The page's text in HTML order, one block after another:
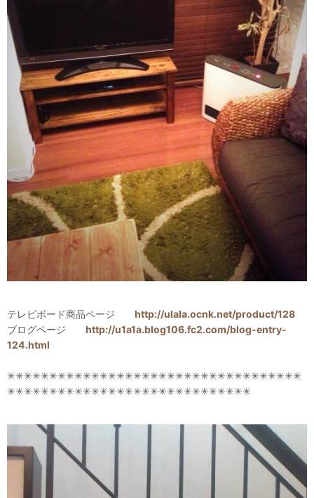
テレビボード商品ページ http://ulala.ocnk.net/product/128
ブログページ http://u1a1a.blog106.fc2.com/blog-entry-
124.html
✳✳✳✳✳✳✳✳✳✳✳✳✳✳✳✳✳✳✳✳✳✳✳✳✳✳✳✳✳✳✳✳✳✳✳
✳✳✳✳✳✳✳✳✳✳✳✳✳✳✳✳✳✳✳✳✳✳✳✳✳✳✳✳✳